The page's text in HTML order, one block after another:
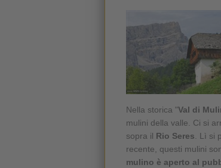
Nella storica "Val di
mulini della valle. Ci si
sopra il Rio Seres . Lì si
recente, questi mulini
mulino è aperto al